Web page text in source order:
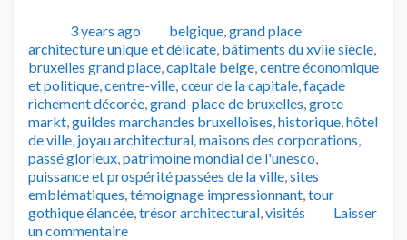
Publié3 years ago Catégories
belgique,grand place
architecture unique et délicate, bâtiments du xviie siècle,
bruxelles grand place,capitale belge,centre économique
et politique,centre-ville,cœur de la capitale,façade
richement décorée,grand-place de bruxelles,grote
markt,guildes marchandes bruxelloises,historique,hôtel
de ville, joyau architectural,maisons des corporations,
passé glorieux,patrimoine mondial de l'unesco,
puissance et prospérité passées de la ville,sites
emblématiques,témoignage impressionnant,tour
gothique élancée,trésor architectural,visités
Laisser
un commentaire